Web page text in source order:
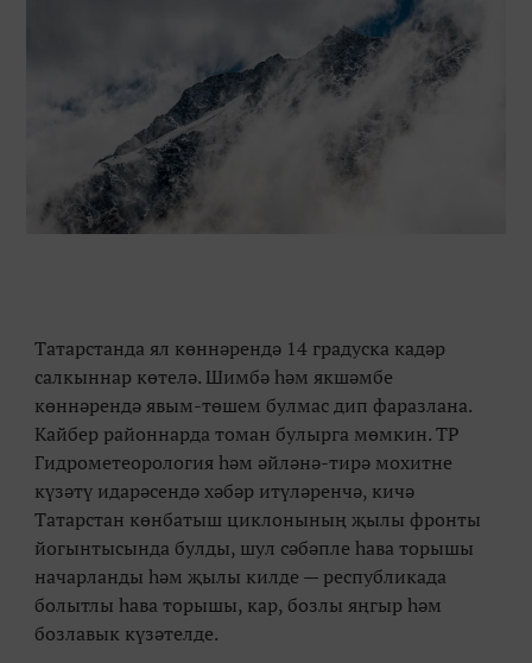
Татарстанда ял көннәрендә 14 градуска кадәр
салкыннар көтелә. Шимбә һәм якшәмбе
көннәрендә явым-төшем булмас дип фаразлана.
Кайбер районнарда томан булырга мөмкин. ТР
Гидрометеорология һәм әйләнә-тирә мохитне
күзәтү идарәсендә хәбәр итүләренчә, кичә
Татарстан көнбатыш циклонының җылы фронты
йогынтысында булды, шул сәбәпле һава торышы
начарланды һәм җылы килде — республикада
болытлы һава торышы, кар, бозлы яңгыр һәм
бозлавык күзәтелде.